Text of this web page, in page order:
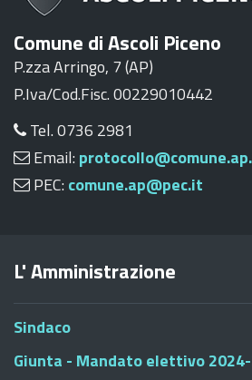
Comune di Ascoli Piceno
P.zza Arringo, 7 (AP)
P.Iva/Cod.Fisc. 00229010442
Tel. 0736 2981
Email:
PEC: comune.ap@pec.it
L' Amministrazione
Sindaco
Giunta - Mandato elettivo